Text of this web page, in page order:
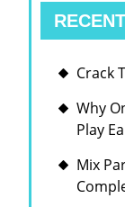
Crack
Why
Play
Mix